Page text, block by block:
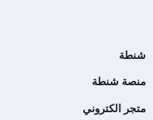
شنطة
منصة شنطة
متجر الكتروني